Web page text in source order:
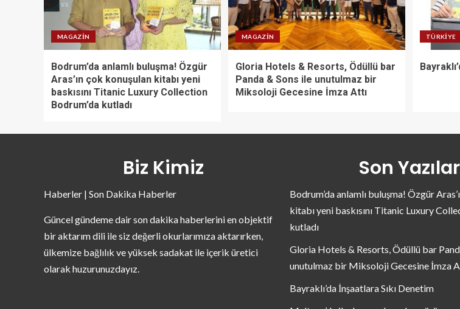
MAGAZIN
Bodrum’da anlamlı buluşma! Özgür
Aras’ın çok konuşulan kitabı yeni
baskısını Titanic Luxury Collection
Bodrum’da kutladı
MAGAZIN
Gloria Hotels & Resorts, Ödüllü bar
Panda & Sons ile unutulmaz bir
Miksoloji Gecesine İmza Attı
TÜRKIYE
Biz Kimiz
Haberler | Son Dakika Haberler
Güncel gündeme dair son dakika haberlerini en objektif
bir aktarım dili ile siz değerli okurlarımıza aktarırken,
ülkemize bağlılık ve yüksek sadakat ile içerik üretici
olarak huzurunuzdayız.
Son Yazılar
Bodrum’da anlamlı buluşma! Özgür
kitabı yeni baskısını Titanic Luxury
kutladı
Gloria Hotels & Resorts, Ödüllü bar
unutulmaz bir Miksoloji Gecesine İmza
Bayraklı’da İnşaatlara Sıkı Denetim